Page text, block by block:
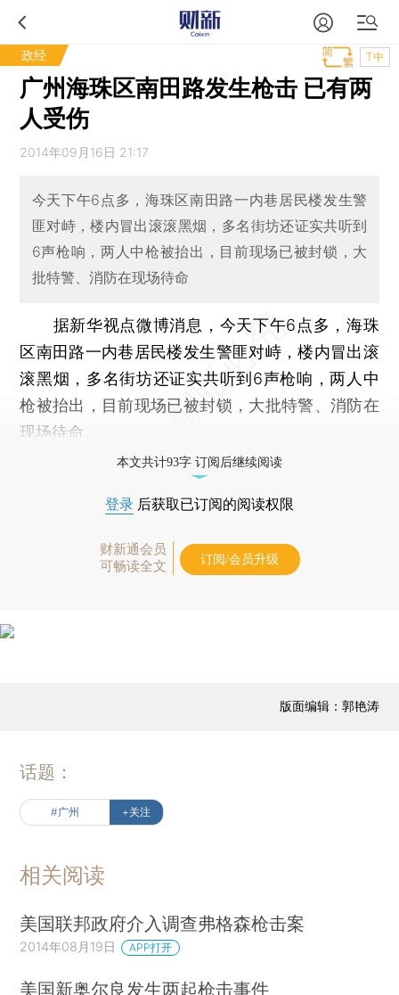
政经 T中
广州海珠区南田路发生枪击 已有两
人受伤
2014年09月16日 21:17
今天下午6点多，海珠区南田路一内巷居民楼发生警
匪对峙，楼内冒出滚滚黑烟，多名街坊还证实共听到
6声枪响，两人中枪被抬出，目前现场已被封锁，大
批特警、消防在现场待命
据新华视点微博消息，今天下午6点多，海珠
区南田路一内巷居民楼发生警匪对峙，楼内冒出滚
滚黑烟，多名街坊还证实共听到6声枪响，两人中
枪被抬出，目前现场已被封锁，大批特警、消防在
现场待命。
本文共计93字 订阅后继续阅读
登录 后获取已订阅的阅读权限
财新通会员
可畅读全文
订阅/会员升级
版面编辑：郭艳涛
话题：
#广州 +关注
相关阅读
美国联邦政府介入调查弗格森枪击案
2014年08月19日 APP打开
美国新奥尔良发生两起枪击事件